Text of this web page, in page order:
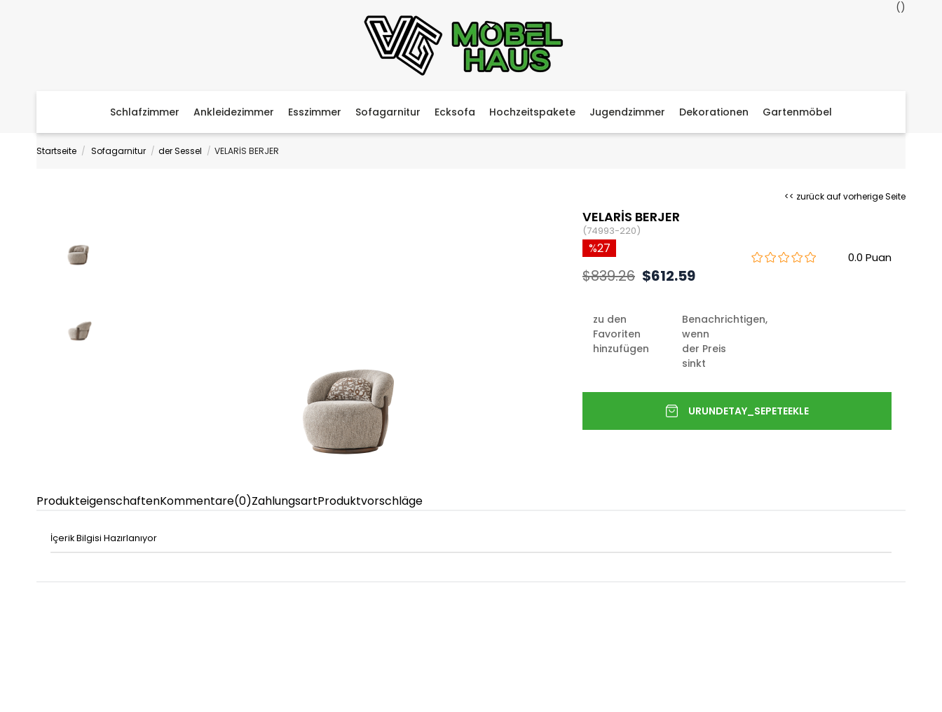
Schlafzimmer Ankleidezimmer Esszimmer Sofagarnitur Ecksofa Hochzeitspakete Jugendzimmer Dekorationen Gartenmöbel
Startseite Sofagarnitur der Sessel VELARİS BERJER
<< zurück auf vorherige Seite
VELARİS BERJER
(74993-220)
0.0
27
$839.26 $612.59
zu den
Favoriten
hinzufügen
Benachrichtigen,
wenn
der Preis
sinkt
ProdukteigenschaftenKommentare(0)ZahlungsartProduktvorschläge
İçerik Bilgisi Hazırlanıyor